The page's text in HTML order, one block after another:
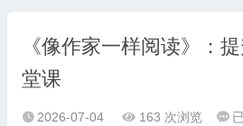
《像作家一样阅读》：
堂课
 2026-07-04  163 次浏览 